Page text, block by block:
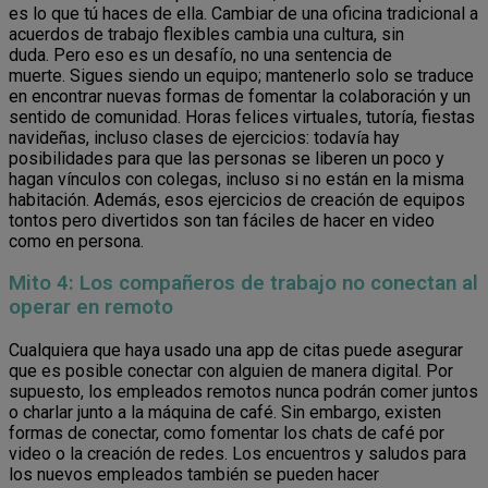
es lo que tú haces de ella. Cambiar de una oficina tradicional a
acuerdos de trabajo flexibles cambia una cultura, sin
duda. Pero eso es un desafío, no una sentencia de
muerte. Sigues siendo un equipo; mantenerlo solo se traduce
en encontrar nuevas formas de fomentar la colaboración y un
sentido de comunidad. Horas felices virtuales, tutoría, fiestas
navideñas, incluso clases de ejercicios: todavía hay
posibilidades para que las personas se liberen un poco y
hagan vínculos con colegas, incluso si no están en la misma
habitación. Además, esos ejercicios de creación de equipos
tontos pero divertidos son tan fáciles de hacer en video
como en persona.
Mito 4: Los compañeros de trabajo no conectan al
operar en remoto
Cualquiera que haya usado una app de citas puede asegurar
que es posible conectar con alguien de manera digital. Por
supuesto, los empleados remotos nunca podrán comer juntos
o charlar junto a la máquina de café. Sin embargo, existen
formas de conectar, como fomentar los chats de café por
video o la creación de redes. Los encuentros y saludos para
los nuevos empleados también se pueden hacer